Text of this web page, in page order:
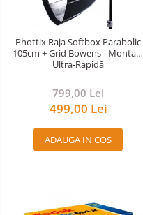
Phottix Raja Softbox Parabolic
105cm + Grid Bowens - Montare
Ultra-Rapidă
799,00 Lei
499,00 Lei
ADAUGA IN COS